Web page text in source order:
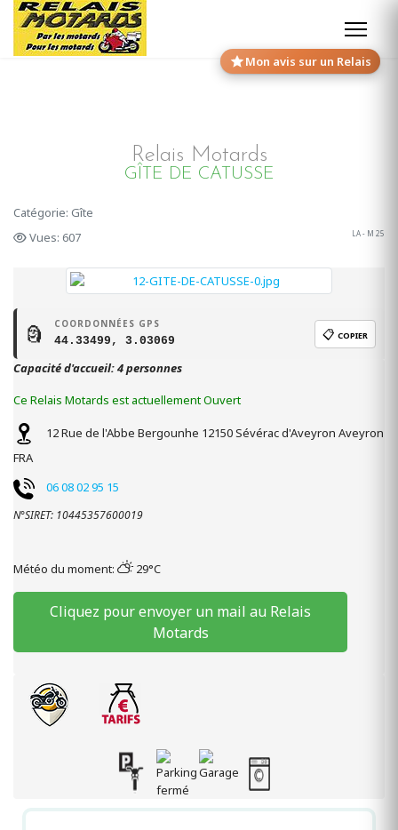
Mon avis sur un Relais
Relais Motards
GÎTE DE CATUSSE
Catégorie: Gîte
Vues: 607
LA - M 25
🗿 COORDONNÉES GPS
44.33499, 3.03069 📋 COPIER
Capacité d'accueil: 4 personnes
Ce Relais Motards est actuellement Ouvert
12 Rue de l'Abbe Bergounhe 12150Sévérac d'Aveyron Aveyron
FRA
06 08 02 95 15
N°SIRET: 10445357600019
Météo du moment: 29°C
Cliquez pour envoyer un mail au Relais
Motards